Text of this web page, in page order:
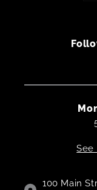
See
100 Main